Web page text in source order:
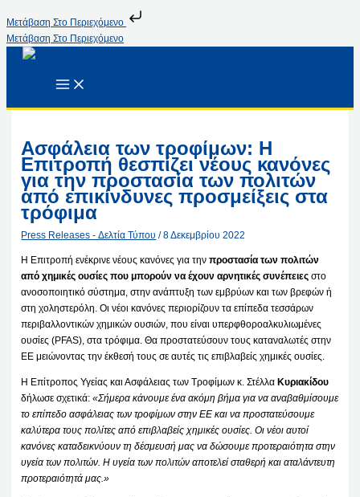
Μετάβαση Στο Περιεχόμενο
Μετάβαση Στο Περιεχόμενο
Ασφάλεια των τροφίμων: Η
Επιτροπή θεσπίζει νέους κανόνες
για την προστασία των πολιτών
από επικίνδυνες προσμείξεις στα
τρόφιμα
Press Releases - Δελτία Τύπου /8 Δεκεμβρίου 2022
Η Επιτροπή ενέκρινε νέους κανόνες για την προστασία των πολιτών
από χημικές ουσίες που μπορούν να έχουν αρνητικές συνέπειεςστο
ανοσοποιητικό σύστημα, στην ανάπτυξη των εμβρύων και των βρεφών ή
στη χοληστερόλη. Οι νέοι κανόνες περιορίζουν τα επίπεδα τεσσάρων
περιβαλλοντικών χημικών ουσιών, που είναι υπερφθοροαλκυλιωμένες
ουσίες (PFAS), στα τρόφιμα. Θα προστατεύσουν τους καταναλωτές στην
ΕΕ μειώνοντας την έκθεσή τους σε αυτές τις επιβλαβείς χημικές ουσίες.
Η Επίτροπος Υγείας και Ασφάλειας των Τροφίμων κ. Στέλλα Κυριακίδου
δήλωσε σχετικά:«Σήμερα κάνουμε ένα ακόμη βήμα για να αναβαθμίσουμε
το επίπεδο ασφάλειας των τροφίμων στην ΕΕ και να προστατεύσουμε
καλύτερα τους πολίτες από επιβλαβείς χημικές ουσίες. Οι νέοι αυτοί
κανόνες καταδεικνύουν τη δέσμευσή μας να δώσουμε προτεραιότητα στην
υγεία των πολιτών. Η υγεία των πολιτών αποτελεί σταθερή και αταλάντευτη
προτεραιότητά μας.»